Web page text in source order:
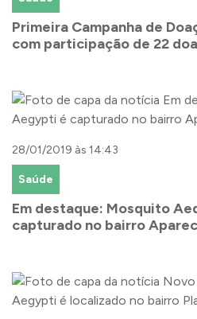
Primeira Campanha de
com participação de 22
28/01/2019 às 14:43
Saúde
Em destaque: Mosquito
capturado no bairro